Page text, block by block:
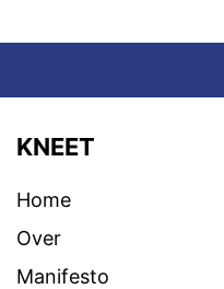
KNEET
Home
Over
Manifesto